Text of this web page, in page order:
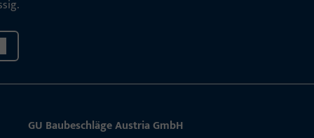
GU Baubeschläge Aus­tria GmbH